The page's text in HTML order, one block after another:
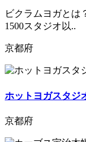
ビクラムヨガとは
1500スタジオ以..
京都府
ホットヨガスタジ
京都府